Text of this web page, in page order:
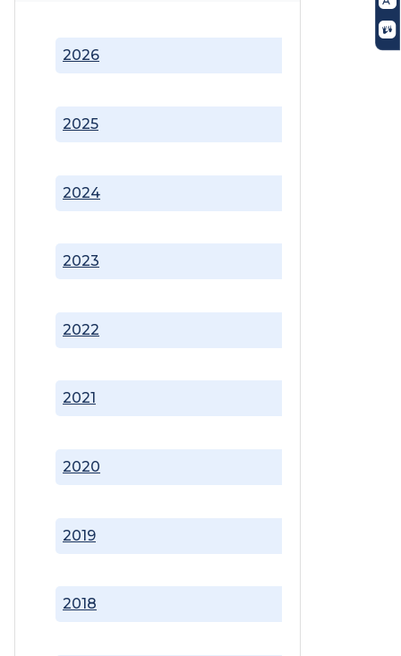
2018
2019
2020
2021
2022
2023
2024
2025
2026